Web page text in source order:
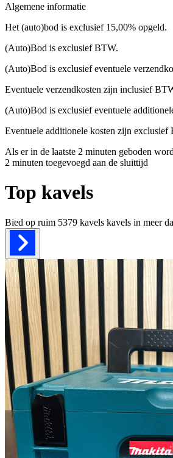
Algemene informatie
Het (auto)bod is exclusief 15,00% opgeld.
(Auto)Bod is exclusief BTW.
(Auto)Bod is exclusief eventuele
Eventuele verzendkosten zijn inclusief
(Auto)Bod is exclusief eventuele
Eventuele additionele kosten zijn exclusief
Als er in de laatste 2 minuten geboden
2 minuten toegevoegd aan de sluittijd
Top kavels
Bied op ruim 5379 kavels kavels in meer